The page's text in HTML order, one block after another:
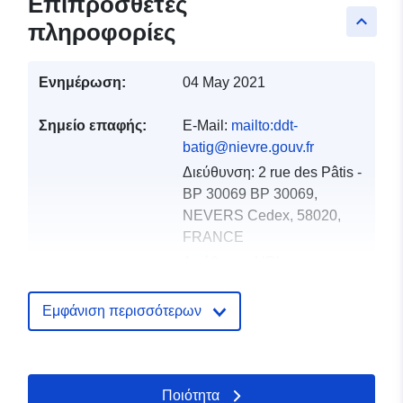
keyboard_arrow_up
πληροφορίες
Ενημέρωση: 04 May 2021
Σημείο επαφής: E-Mail: mailto:ddt-
batig@nievre.gouv.fr
Διεύθυνση: 2 rue des Pâtis -
BP 30069 BP 30069,
NEVERS Cedex, 58020,
FRANCE
Αρχείο
Προστίθεται στο data.europa.eu:
Επικαιροποιήθηκε στα
01 October 2022
Εμφάνιση περισσότερων
Ποιότητα